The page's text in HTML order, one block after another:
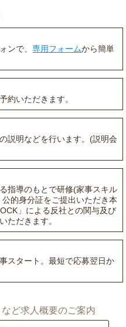
ンで、専用フォームから簡単
約いただきます。
説明などを行います。(説明会
指導のもとで研修(家事スキル
的身分証をご提出いただき本
」による反社との関与及び
ただきます。
スタート。最短で応募翌日か
ど求人概要のご案内